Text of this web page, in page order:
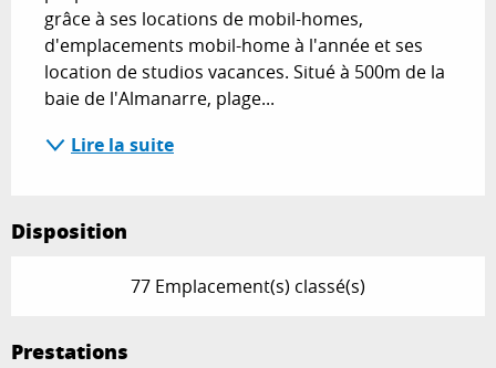
grâce à ses locations de mobil-homes,
d'emplacements mobil-home à l'année et ses
location de studios vacances. Situé à 500m de la
baie de l'Almanarre, plage...
Lire la suite
Disposition
77 Emplacement(s) classé(s)
Prestations